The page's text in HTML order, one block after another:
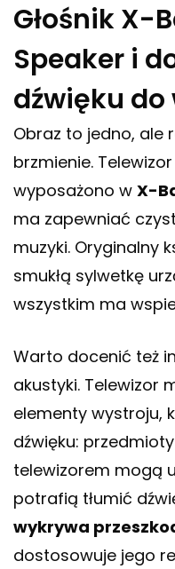
Głośnik X-
Speaker i
dźwięku do
Obraz to jedno, ale
brzmienie.
wyposażono w X-
ma zapewniać
muzyki. Oryginalny
smukłą sylwetkę
wszystkim ma
Warto docenić też
akustyki. Telewizor
elementy wystroju,
dźwięku:
telewizorem mogą
potrafią tłumić
wykrywa
dostosowuje jego